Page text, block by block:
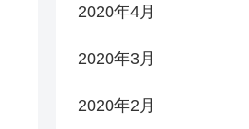
2020年4月
2020年3月
2020年2月